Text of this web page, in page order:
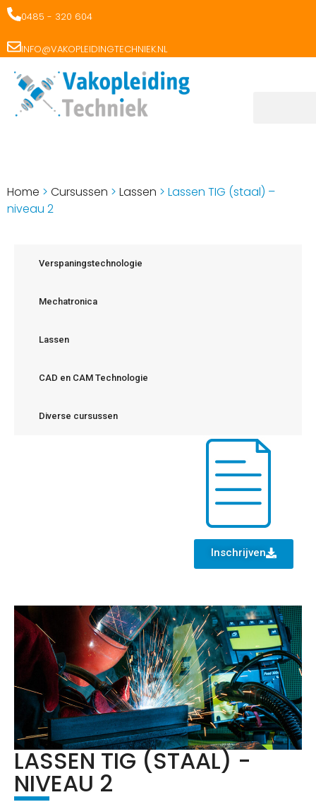
0485 - 320 604
INFO@VAKOPLEIDINGTECHNIEK.NL
Home > Cursussen > Lassen > Lassen TIG (staal) –
niveau 2
Verspaningstechnologie
Mechatronica
Lassen
CAD en CAM Technologie
Diverse cursussen
Inschrijven
LASSEN TIG (STAAL) -
NIVEAU 2